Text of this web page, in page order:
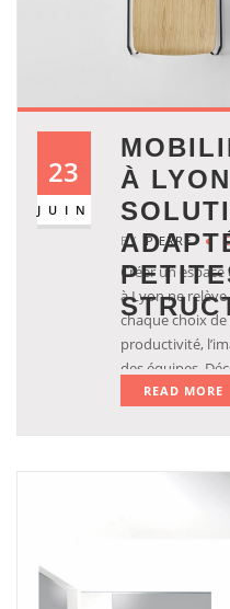
23
JUIN
À
BY PIERRE
Créer un
à Lyon ne
chaque choix
productivité,
des équipes.
solutions sur-
READ MORE